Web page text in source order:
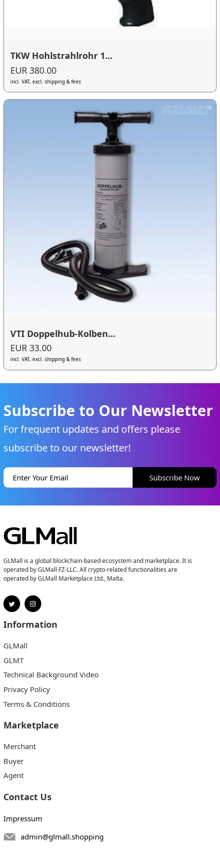
TKW Hohlstrahlrohr 1...
EUR 380.00
incl. VAT, excl. shipping & fees
VTI Doppelhub-Kolben...
EUR 33.00
incl. VAT, excl. shipping & fees
Subscribe to Our Newsletter
For frequent updates and offers please
subscribe to our newsletter!
Subscribe Now
GLMall is a global blockchain-based ecosystem and marketplace. It is
operated by GLMall FZ-LLC. All crypto-related functionalities are
operated by GLMall Marketplace Ltd., Malta.
Information
GLMall
GLMT
Technical Background Video
Privacy Policy
Terms & Conditions
Marketplace
Merchant
Buyer
Agent
Contact Us
Impressum
admin@glmall.shopping